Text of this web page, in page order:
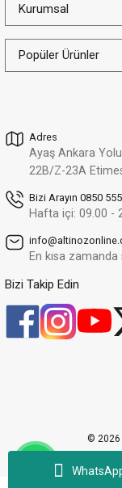
Adres
Ayaş Ankara
22B/Z-23A
Bizi Arayın 0850
Hafta içi: 09.00 -
En kısa
Bizi Takip Edin
Kurumsal
Popüler Ürünler
©